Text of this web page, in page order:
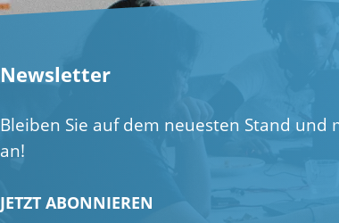
Newsletter
Bleiben Sie auf dem neuesten Stand
an!
JETZT ABONNIEREN